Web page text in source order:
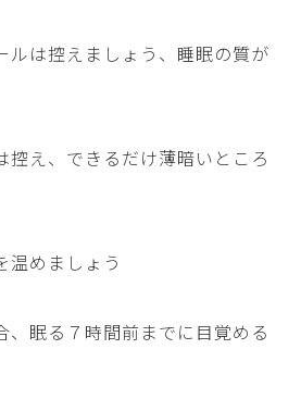
ルは控えましょう、睡眠の質が
控え、できるだけ薄暗いところ
温めましょう
、眠る７時間前までに目覚める